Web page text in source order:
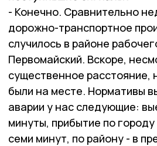
- Конечно. Сравнительно
дорожно-транспортное
случилось в районе
Первомайский. Вскоре,
существенное расстояние,
были на месте. Нормативы
аварии у нас следующие:
минуты, прибытие по
семи минут, по району - в